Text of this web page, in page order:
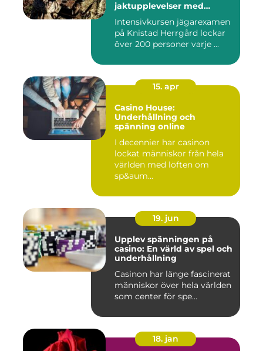
jaktupplevelser med
Intensivkursen jägarexamen
på Knistad Herrgård lockar
över 200 personer varje ...
15. apr
Casino House:
Underhållning och
spänning online
I decennier har casinon
lockat människor från hela
världen med löften om
sp&aum...
19. jun
Upplev spänningen på
casino: En värld av spel och
underhållning
Casinon har länge fascinerat
människor över hela världen
som center för spe...
18. jan